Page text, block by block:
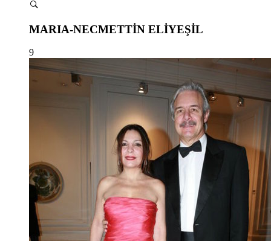
MARIA-NECMETTİN ELİYEŞİL
9